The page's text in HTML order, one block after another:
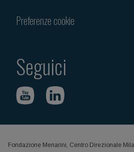
Preferenze cookie
Seguici
Fondazione Menarini, Centro Direzionale